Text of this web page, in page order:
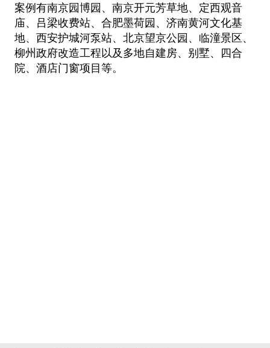
案例有南京园博园、南京开元芳草地、定西观音
庙、吕梁收费站、合肥墨荷园、济南黄河文化基
地、西安护城河泵站、北京望京公园、临潼景区、
柳州政府改造工程以及多地自建房、别墅、四合
院、酒店门窗项目等。